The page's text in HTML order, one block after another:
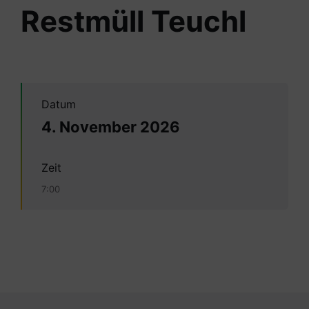
Restmüll Teuchl
Datum
4. November 2026
Zeit
7:00